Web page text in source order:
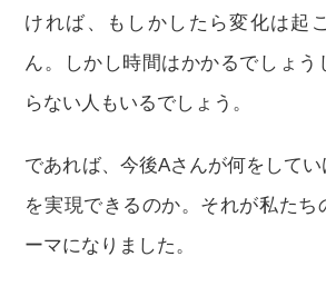
ければ、もしかしたら変化は起
ん。しかし時間はかかるでしょう
らない人もいるでしょう。
であれば、今後Aさんが何をして
を実現できるのか。それが私たち
ーマになりました。